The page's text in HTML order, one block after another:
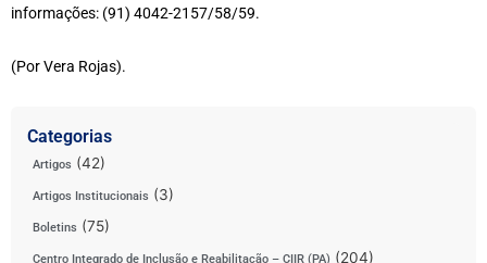
informações: (91) 4042-2157/58/59.
(Por Vera Rojas).
Categorias
Artigos (42)
Artigos Institucionais (3)
Boletins (75)
Centro Integrado de Inclusão e Reabilitação – CIIR (PA) (204)